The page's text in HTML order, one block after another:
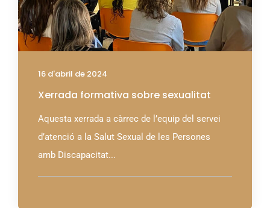
16 d'abril de 2024
Xerrada formativa sobre sexualitat
Aquesta xerrada a càrrec de l’equip del servei
d’atenció a la Salut Sexual de les Persones
amb Discapacitat...